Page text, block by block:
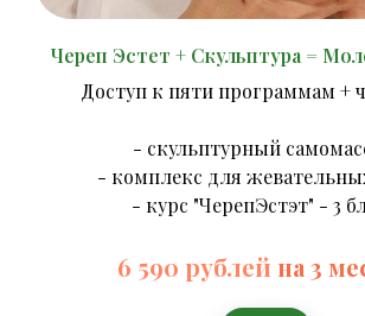
Череп Эстет + Скульптура =
Доступ к пяти программам +
- скульптурный
- комплекс для
- курс "ЧерепЭстэт" - 3
6 590 рублей на 3